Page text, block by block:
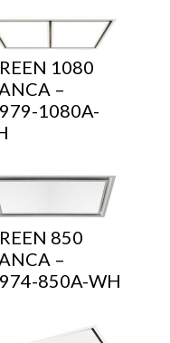
1080
–
1080A-
850
–
850A-WH